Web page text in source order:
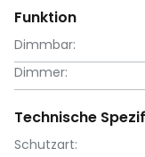
Funktion
Dimmbar:
Dimmer:
Technische
Schutzart: